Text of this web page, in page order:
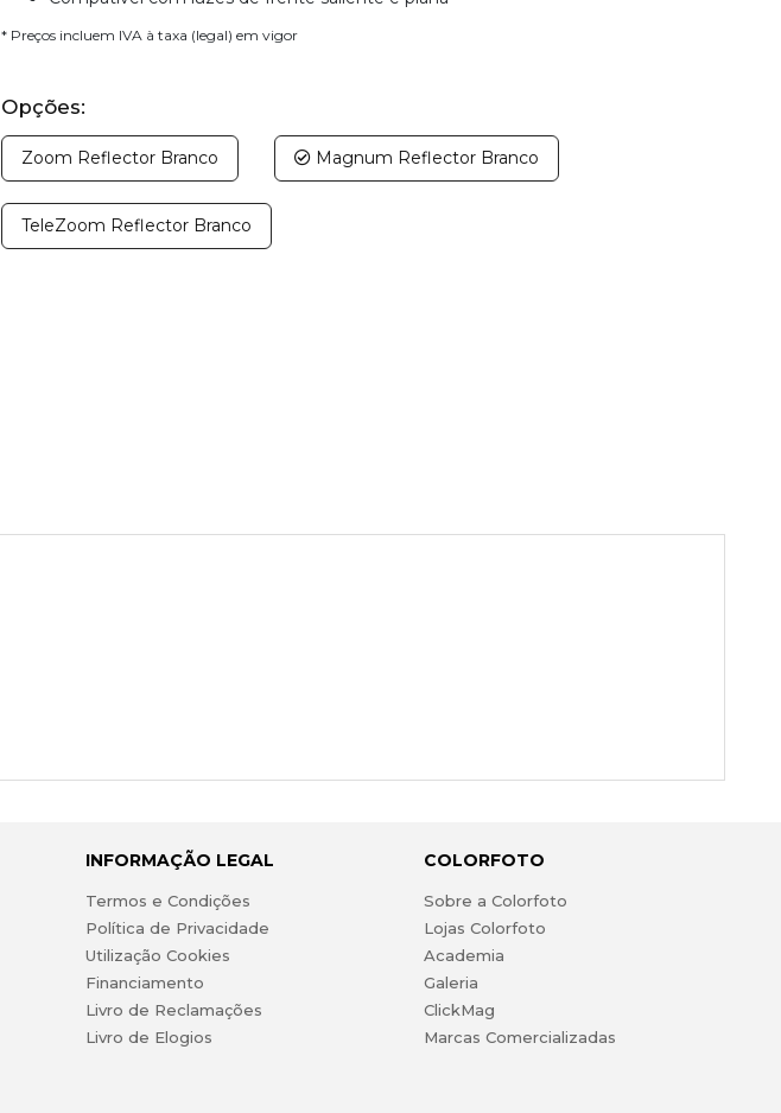
* Preços incluem IVA à taxa (legal) em vigor
Opções:
Zoom Reflector Branco Magnum Reflector Branco
TeleZoom Reflector Branco
INFORMAÇÃO LEGAL
Termos e Condições
Política de Privacidade
Utilização Cookies
Financiamento
Livro de Reclamações
Livro de Elogios
COLORFOTO
Sobre a Colorfoto
Lojas Colorfoto
Academia
Galeria
ClickMag
Marcas Comercializadas